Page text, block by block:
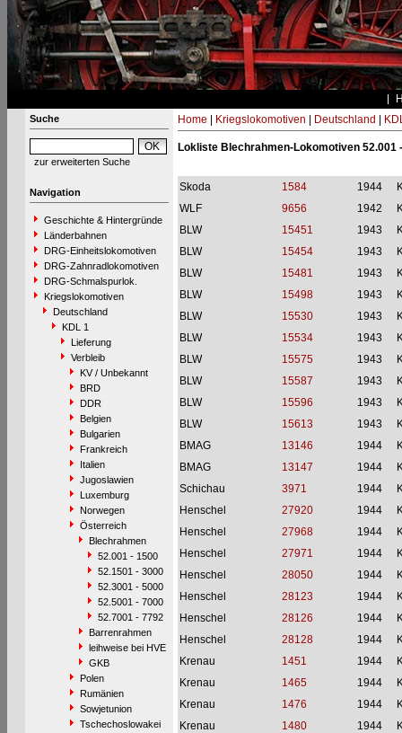
Suche
zur erweiterten Suche
Navigation
Geschichte & Hintergründe
Länderbahnen
DRG-Einheitslokomotiven
DRG-Zahnradlokomotiven
DRG-Schmalspurlok.
Kriegslokomotiven
Deutschland
KDL 1
Lieferung
Verbleib
KV / Unbekannt
BRD
DDR
Belgien
Bulgarien
Frankreich
Italien
Jugoslawien
Luxemburg
Norwegen
Österreich
Blechrahmen
52.001 - 1500
52.1501 - 3000
52.3001 - 5000
52.5001 - 7000
52.7001 - 7792
Barrenrahmen
leihweise bei HVE
GKB
Polen
Rumänien
Sowjetunion
Tschechoslowakei
Home Kriegslokomotiven Deutschland
Lokliste Blechrahmen-Lokomotiven 52.001
Skoda 1584 1944
WLF
9656 1942
BLW
15451 1943
BLW
15454 1943
BLW
15481 1943
BLW
15498 1943
BLW
15530 1943
BLW
15534 1943
BLW
15575 1943
BLW
15587 1943
BLW
15596 1943
BLW
15613 1943
BMAG
13146 1944
BMAG
13147 1944
Schichau
3971 1944
Henschel
27920 1944
Henschel
27968 1944
Henschel
27971 1944
Henschel
28050 1944
Henschel
28123 1944
Henschel
28126 1944
Henschel
28128 1944
Krenau
1451 1944
Krenau
1465 1944
Krenau
1476 1944
Krenau
1480 1944